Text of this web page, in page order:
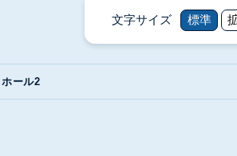
文字サイズ 標準
ホール2